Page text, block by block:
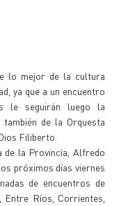
lo mejor de la cultura
ya que a un encuentro
le seguirán luego la
de la Orquesta
Filiberto.
la Provincia, Alfredo
próximos días viernes
de encuentros de
Entre Ríos, Corrientes,